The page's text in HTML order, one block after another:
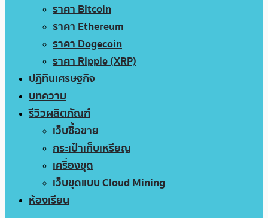
ราคา Bitcoin
ราคา Ethereum
ราคา Dogecoin
ราคา Ripple (XRP)
ปฏิทินเศรษฐกิจ
บทความ
รีวิวผลิตภัณฑ์
เว็บซื้อขาย
กระเป๋าเก็บเหรียญ
เครื่องขุด
เว็บขุดแบบ Cloud Mining
ห้องเรียน